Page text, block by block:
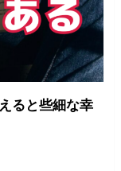
ると些細な幸